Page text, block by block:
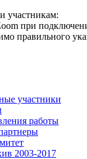
участникам:
при
правильного
участники
работы
2003-2017